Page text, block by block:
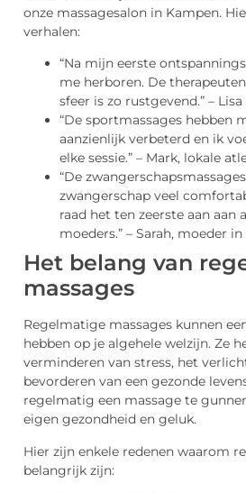
onze massagesalon in Kampen.
verhalen:
“Na mijn eerste
me herboren. De
sfeer is zo rustgevend.” –
“De sportmassages hebben
aanzienlijk verbeterd en ik
elke sessie.” – Mark, lokale
“De
zwangerschap veel
raad het ten zeerste aan aan
moeders.” – Sarah, moeder in
Het belang van
massages
Regelmatige massages kunnen
hebben op je algehele welzijn. Ze
verminderen van stress, het
bevorderen van een gezonde
regelmatig een massage te
eigen gezondheid en geluk.
Hier zijn enkele redenen waarom
belangrijk zijn: